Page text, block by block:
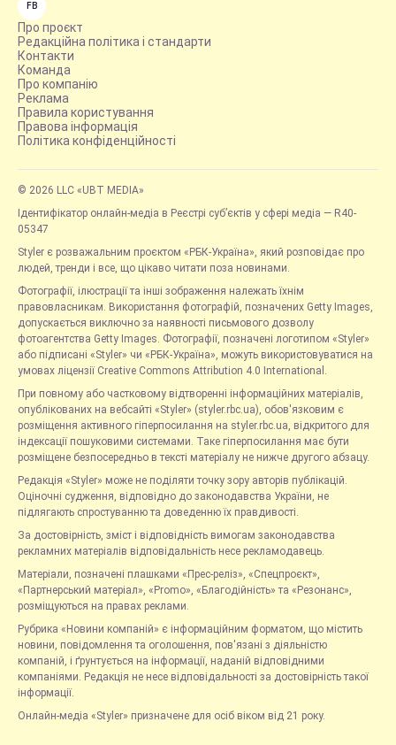
FB
Про проєкт
Редакційна політика і стандарти
Контакти
Команда
Про компанію
Реклама
Правила користування
Правова інформація
Політика конфіденційності
© 2026 LLC «UBT MEDIA»
Ідентифікатор онлайн-медіа в Реєстрі суб’єктів у сфері медіа — R40-
05347
Styler є розважальним проєктом «РБК-Україна», який розповідає про
людей, тренди і все, що цікаво читати поза новинами.
Фотографії, ілюстрації та інші зображення належать їхнім
правовласникам. Використання фотографій, позначених Getty Images,
допускається виключно за наявності письмового дозволу
фотоагентства Getty Images. Фотографії, позначені логотипом «Styler»
або підписані «Styler» чи «РБК-Україна», можуть використовуватися на
умовах ліцензії Creative Commons Attribution 4.0 International.
При повному або частковому відтворенні інформаційних матеріалів,
опублікованих на вебсайті «Styler» (styler.rbc.ua), обов'язковим є
розміщення активного гіперпосилання на styler.rbc.ua, відкритого для
індексації пошуковими системами. Таке гіперпосилання має бути
розміщене безпосередньо в тексті матеріалу не нижче другого абзацу.
Редакція «Styler» може не поділяти точку зору авторів публікацій.
Оціночні судження, відповідно до законодавства України, не
підлягають спростуванню та доведенню їх правдивості.
За достовірність, зміст і відповідність вимогам законодавства
рекламних матеріалів відповідальність несе рекламодавець.
Матеріали, позначені плашками «Прес-реліз», «Спецпроєкт»,
«Партнерський матеріал», «Promo», «Благодійність» та «Резонанс»,
розміщуються на правах реклами.
Рубрика «Новини компаній» є інформаційним форматом, що містить
новини, повідомлення та оголошення, пов'язані з діяльністю
компаній, і ґрунтується на інформації, наданій відповідними
компаніями. Редакція не несе відповідальності за достовірність такої
інформації.
Онлайн-медіа «Styler» призначене для осіб віком від 21 року.